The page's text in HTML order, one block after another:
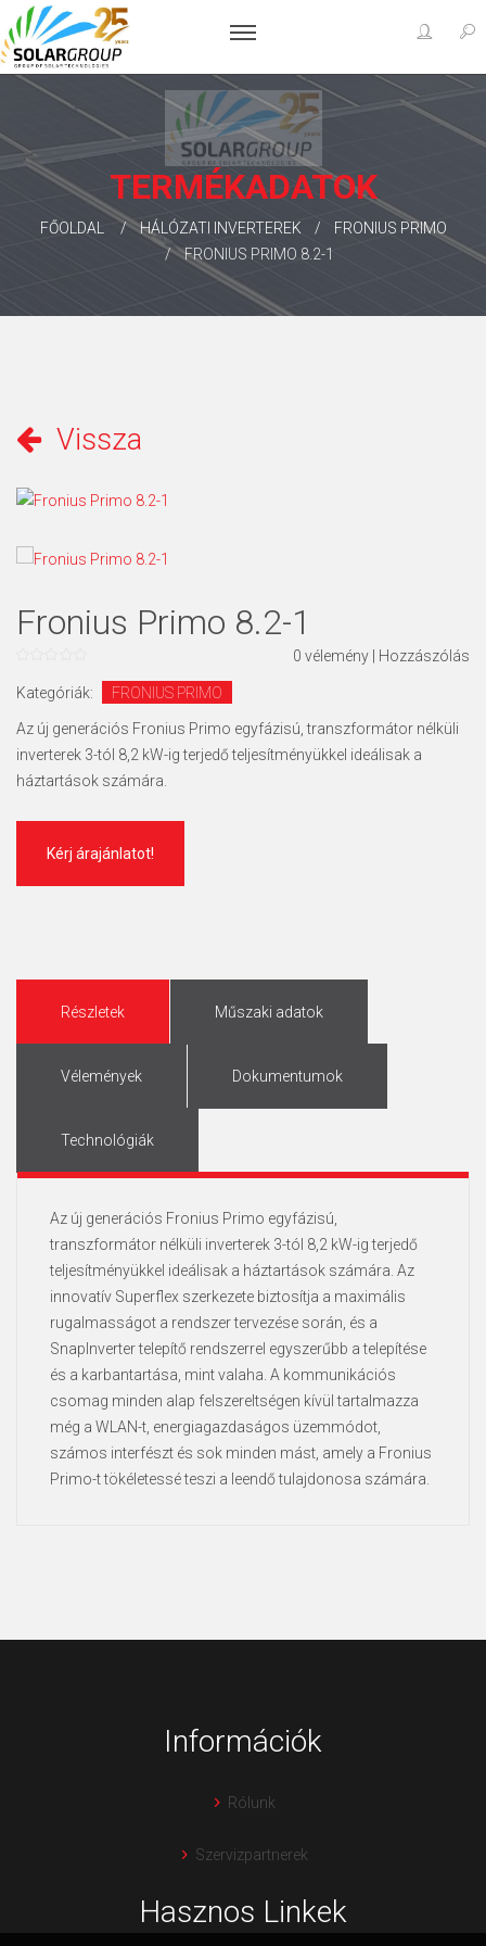
TERMÉKADATOK
FŐOLDAL HÁLÓZATI INVERTEREK
FRONIUS PRIMO
FRONIUS PRIMO 8.2-1
Vissza
Fronius Primo 8.2-1
az
5
0 vélemény Hozzászólás
Kategóriák: FRONIUS PRIMO
Az új generációs Fronius Primo egyfázisú, transzformátor nélküli
inverterek 3-tól 8,2 kW-ig terjedő teljesítményükkel ideálisak a
háztartások számára.
Kérj árajánlatot!
Részletek Műszaki adatok
Vélemények Dokumentumok
Technológiák
Az új generációs Fronius Primo egyfázisú,
transzformátor nélküli inverterek 3-tól 8,2 kW-ig terjedő
teljesítményükkel ideálisak a háztartások számára. Az
innovatív Superflex szerkezete biztosítja a maximális
rugalmasságot a rendszer tervezése során, és a
SnapInverter telepítő rendszerrel egyszerűbb a telepítése
és a karbantartása, mint valaha. A kommunikációs
csomag minden alap felszereltségen kívül tartalmazza
még a WLAN-t, energiagazdaságos üzemmódot,
számos interfészt és sok minden mást, amely a Fronius
Primo-t tökéletessé teszi a leendő tulajdonosa számára.
Információk
Rólunk
Szervizpartnerek
Hasznos Linkek